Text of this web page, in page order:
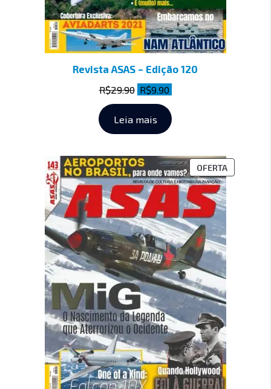
Revista ASAS – Edição 120
R$29.90 R$9.90
Leia mais
OFERTA